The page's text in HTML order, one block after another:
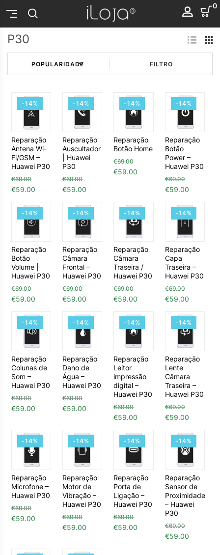
0
P30
FILTRO
-14%
Reparação
Antena Wi-
Fi/GSM –
Huawei P30
€69.00
O preço original era: €69.00.
€59.00O preço atual é: €59.00.
-14%
Reparação
Auscultador
| Huawei
P30
€69.00
O preço original era: €69.00.
€59.00O preço atual é: €59.00.
-14%
Reparação
Botão Home
€69.00
O preço original era:
€59.00 O preço atual é:
-14%
Reparação
Botão
Power –
Huawei P30
€69.00
O preço
€59.00O
-14%
Reparação
Botão
Volume |
Huawei P30
€69.00
O preço original era: €69.00.
€59.00O preço atual é: €59.00.
-14%
Reparação
Câmara
Frontal –
Huawei P30
€69.00
O preço original era: €69.00.
€59.00O preço atual é: €59.00.
-14%
Reparação
Câmara
Traseira /
Huawei P30
€69.00
O preço original era:
€59.00 O preço atual é:
-14%
Reparação
Capa
Traseira –
Huawei P30
€69.00
O preço
€59.00O
-14%
Reparação
Colunas de
Som –
Huawei P30
€69.00
O preço original era: €69.00.
€59.00O preço atual é: €59.00.
-14%
Reparação
Dano de
Água –
Huawei P30
€69.00
O preço original era: €69.00.
€59.00O preço atual é: €59.00.
-14%
Reparação
Leitor
impressão
digital –
Huawei P30
€69.00
O preço original era:
€59.00 O preço atual é:
-14%
Reparação
Lente
Câmara
Traseira –
Huawei P30
€69.00
O preço
€59.00O
-14%
Reparação
Microfone –
Huawei P30
€69.00
O preço original era: €69.00.
€59.00O preço atual é: €59.00.
-14%
Reparação
Motor de
Vibração –
Huawei P30
€69.00
O preço original era: €69.00.
€59.00O preço atual é: €59.00.
-14%
Reparação
Porta de
Ligação –
Huawei P30
€69.00
O preço original era:
€59.00 O preço atual é:
-14%
Reparação
Sensor de
Proximidade
– Huawei
P30
€69.00
O preço
€59.00O